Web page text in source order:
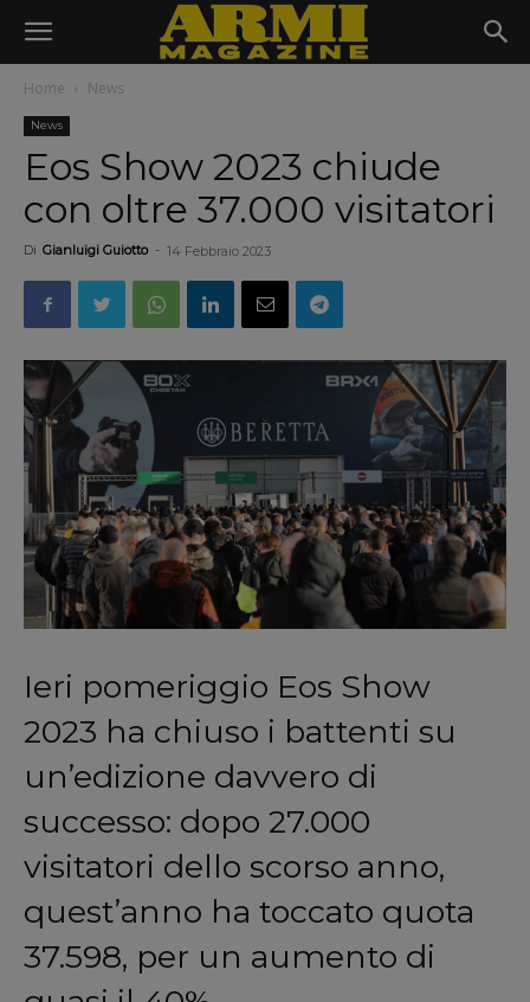
Home News
News
Eos Show 2023 chiude
con oltre 37.000 visitatori
Di Gianluigi Guiotto - 14 Febbraio 2023
Ieri pomeriggio Eos Show
2023 ha chiuso i battenti su
un’edizione davvero di
successo: dopo 27.000
visitatori dello scorso anno,
quest’anno ha toccato quota
37.598, per un aumento di